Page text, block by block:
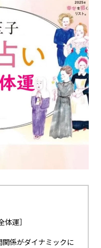
運］
係がダイナミックに